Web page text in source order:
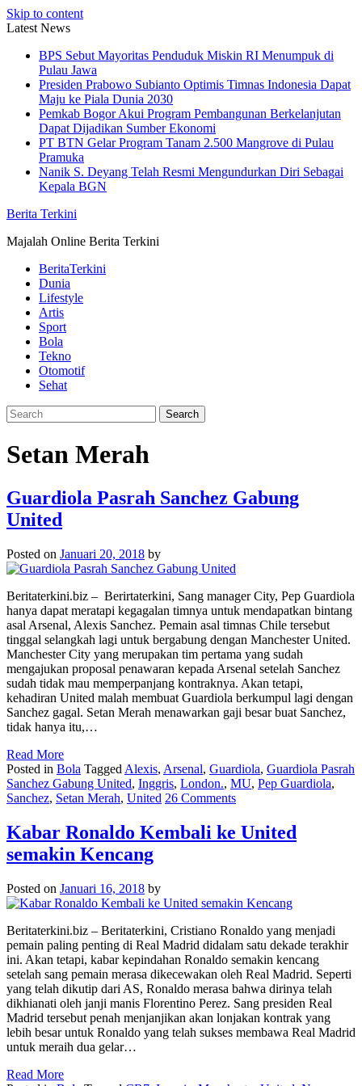
Skip to content
Latest News
BPS Sebut Mayoritas Penduduk Miskin RI Menumpuk di
Pulau Jawa
Presiden Prabowo Subianto Optimis Timnas Indonesia Dapat
Maju ke Piala Dunia 2030
Pemkab Bogor Akui Program Pembangunan Berkelanjutan
Dapat Dijadikan Sumber Ekonomi
PT BTN Gelar Program Tanam 2.500 Mangrove di Pulau
Pramuka
Nanik S. Deyang Telah Resmi Mengundurkan Diri Sebagai
Kepala BGN
Berita Terkini
Majalah Online Berita Terkini
BeritaTerkini
Dunia
Lifestyle
Artis
Sport
Bola
Tekno
Otomotif
Sehat
Setan Merah
Guardiola Pasrah Sanchez Gabung
United
Posted on Januari 20, 2018 by
Beritaterkini.biz – Berirtaterkini, Sang manager City, Pep Guardiola
hanya dapat meratapi kegagalan timnya untuk mendapatkan bintang
asal Arsenal, Alexis Sanchez. Pemain asal timnas Chile tersebut
tinggal selangkah lagi untuk bergabung dengan Manchester United.
Manchester City yang merupakan tim pertama yang sudah
mengajukan proposal penawaran kepada Arsenal setelah Sanchez
sudah tidak mau memperpanjang kontraknya. Akan tetapi,
kehadiran United malah membuat Guardiola berkumpul lagi dengan
Sanchez gagal. Setan Merah menawarkan gaji besar buat Sanchez,
tidak hanya itu,…
Read More
Posted in Bola Tagged Alexis, Arsenal, Guardiola, Guardiola Pasrah
Sanchez Gabung United, Inggris, London., MU, Pep Guardiola,
Sanchez, Setan Merah, United 26 Comments
Kabar Ronaldo Kembali ke United
semakin Kencang
Posted on Januari 16, 2018 by
Beritaterkini.biz – Beritaterkini, Cristiano Ronaldo yang menjadi
pemain paling penting di Real Madrid didalam satu dekade terakhir
ini. Akan tetapi, kabar kepindahan Ronaldo semakin kencang
setelah sang pemain merasa dikecewakan oleh Real Madrid. Seperti
yang telah dikutip dari AS, Ronaldo merasa bahwa dirinya telah
dikhianati oleh janji manis Florentino Perez. Sang presiden Real
Madrid tersebut penah menjanjikan akan lonjakan kontrak yang
lebih besar untuk Ronaldo yang telah sukses membawa Real Madrid
untuk meraih dua gelar…
Read More